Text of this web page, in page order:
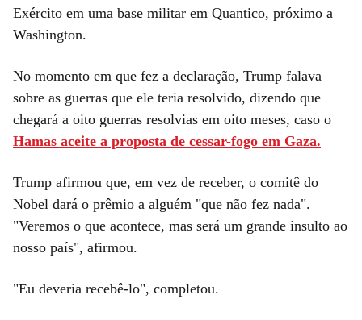
Exército em uma base militar em Quantico, próximo a
Washington.
No momento em que fez a declaração, Trump falava
sobre as guerras que ele teria resolvido, dizendo que
chegará a oito guerras resolvias em oito meses, caso o
Hamas aceite a proposta de cessar-fogo em Gaza.
Trump afirmou que, em vez de receber, o comitê do
Nobel dará o prêmio a alguém "que não fez nada".
"Veremos o que acontece, mas será um grande insulto ao
nosso país", afirmou.
"Eu deveria recebê-lo", completou.